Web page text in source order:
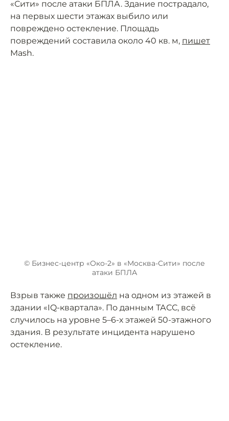
«Сити» после атаки БПЛА. Здание пострадало,
на первых шести этажах выбило или
повреждено остекление. Площадь
повреждений составила около 40 кв. м, пишет
Mash.
© Бизнес-центр «Око-2» в «Москва-Сити» после
атаки БПЛА
Взрыв также произошёл на одном из этажей в
здании «IQ-квартала». По данным ТАСС, всё
случилось на уровне 5–6-х этажей 50-этажного
здания. В результате инцидента нарушено
остекление.